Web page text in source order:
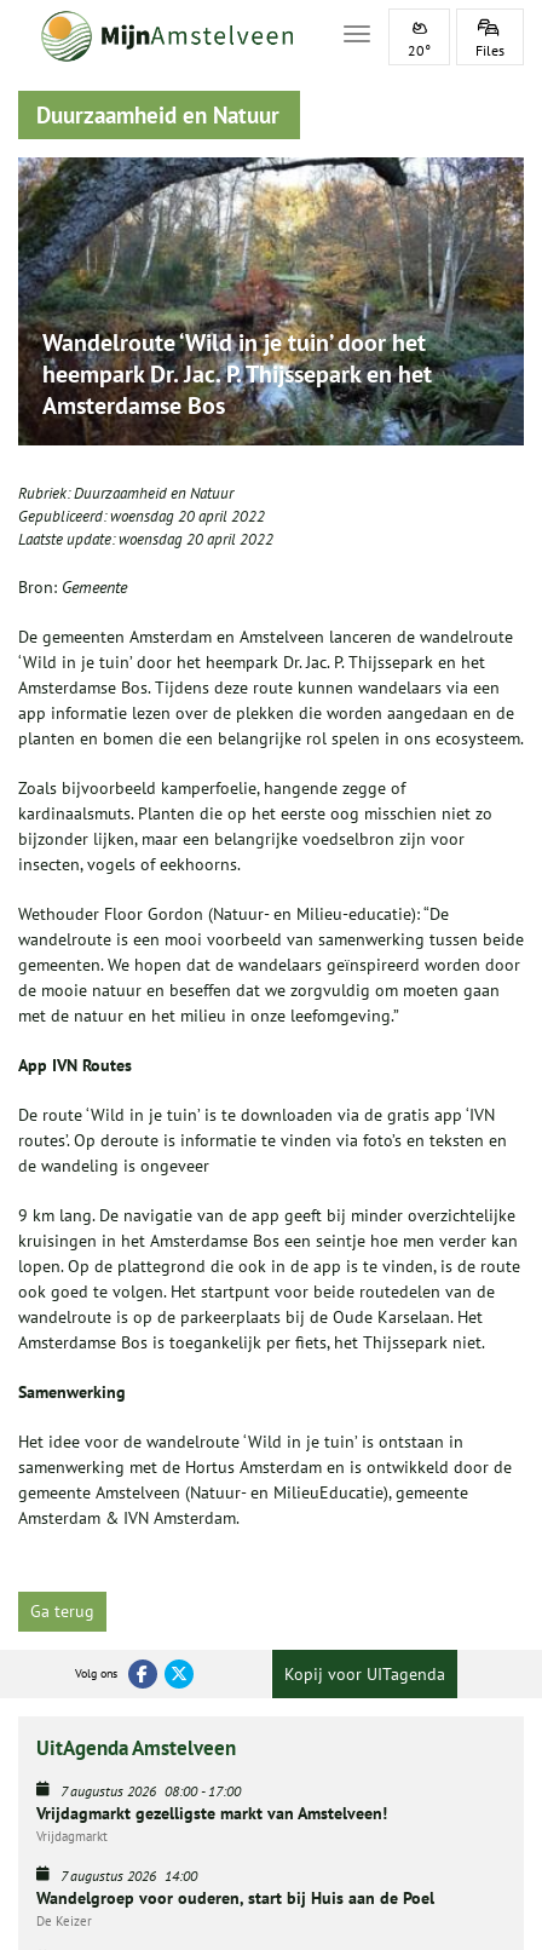
Toggle navigation
20° Files
Duurzaamheid en Natuur
Wandelroute ‘Wild in je tuin’ door het
heempark Dr. Jac. P. Thijssepark en het
Amsterdamse Bos
Rubriek:Duurzaamheid en Natuur
Gepubliceerd:woensdag 20 april 2022
Laatste update:woensdag 20 april 2022
Bron: Gemeente
De gemeenten Amsterdam en Amstelveen lanceren de wandelroute
‘Wild in je tuin’ door het heempark Dr. Jac. P. Thijssepark en het
Amsterdamse Bos. Tijdens deze route kunnen wandelaars via een
app informatie lezen over de plekken die worden aangedaan en de
planten en bomen die een belangrijke rol spelen in ons ecosysteem.
Zoals bijvoorbeeld kamperfoelie, hangende zegge of
kardinaalsmuts. Planten die op het eerste oog misschien niet zo
bijzonder lijken, maar een belangrijke voedselbron zijn voor
insecten, vogels of eekhoorns.
Wethouder Floor Gordon (Natuur- en Milieu-educatie): “De
wandelroute is een mooi voorbeeld van samenwerking tussen beide
gemeenten. We hopen dat de wandelaars geïnspireerd worden door
de mooie natuur en beseffen dat we zorgvuldig om moeten gaan
met de natuur en het milieu in onze leefomgeving.”
App IVN Routes
De route ‘Wild in je tuin’ is te downloaden via de gratis app ‘IVN
routes’. Op deroute is informatie te vinden via foto’s en teksten en
de wandeling is ongeveer
9 km lang. De navigatie van de app geeft bij minder overzichtelijke
kruisingen in het Amsterdamse Bos een seintje hoe men verder kan
lopen. Op de plattegrond die ook in de app is te vinden, is de route
ook goed te volgen. Het startpunt voor beide routedelen van de
wandelroute is op de parkeerplaats bij de Oude Karselaan. Het
Amsterdamse Bos is toegankelijk per fiets, het Thijssepark niet.
Samenwerking
Het idee voor de wandelroute ‘Wild in je tuin’ is ontstaan in
samenwerking met de Hortus Amsterdam en is ontwikkeld door de
gemeente Amstelveen (Natuur- en MilieuEducatie), gemeente
Amsterdam & IVN Amsterdam.
Ga terug
Volg ons Kopij voor UITagenda
UitAgenda Amstelveen
7 augustus 2026 08:00-17:00
Vrijdagmarkt gezelligste markt van Amstelveen!
Vrijdagmarkt
7 augustus 2026 14:00
Wandelgroep voor ouderen, start bij Huis aan de Poel
De Keizer